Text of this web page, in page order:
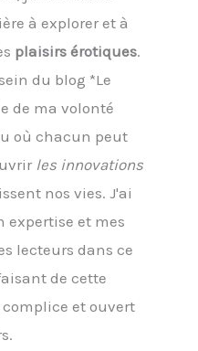
à explorer et à
plaisirs érotiques.
du blog *Le
de ma volonté
où chacun peut
les innovations
nos vies. J'ai
expertise et mes
lecteurs dans ce
de cette
et ouvert